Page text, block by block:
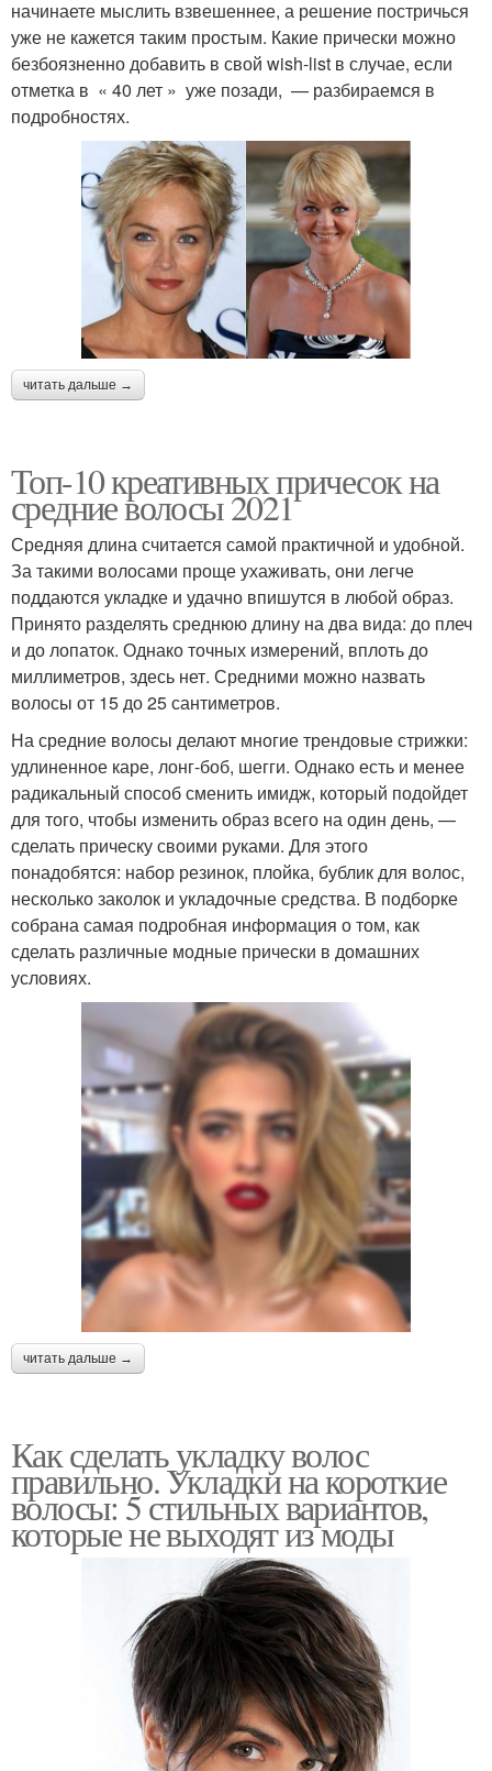
начинаете мыслить взвешеннее, а решение постричься
уже не кажется таким простым. Какие прически можно
безбоязненно добавить в свой wish-list в случае, если
отметка в « 40 лет » уже позади, — разбираемся в
подробностях.
читать дальше →
Топ-10 креативных причесок на
средние волосы 2021
Средняя длина считается самой практичной и удобной.
За такими волосами проще ухаживать, они легче
поддаются укладке и удачно впишутся в любой образ.
Принято разделять среднюю длину на два вида: до плеч
и до лопаток. Однако точных измерений, вплоть до
миллиметров, здесь нет. Средними можно назвать
волосы от 15 до 25 сантиметров.
На средние волосы делают многие трендовые стрижки:
удлиненное каре, лонг-боб, шегги. Однако есть и менее
радикальный способ сменить имидж, который подойдет
для того, чтобы изменить образ всего на один день, —
сделать прическу своими руками. Для этого
понадобятся: набор резинок, плойка, бублик для волос,
несколько заколок и укладочные средства. В подборке
собрана самая подробная информация о том, как
сделать различные модные прически в домашних
условиях.
читать дальше →
Как сделать укладку волос
правильно. Укладки на короткие
волосы: 5 стильных вариантов,
которые не выходят из моды